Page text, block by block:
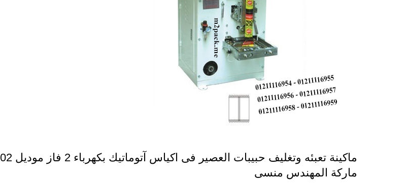
ماكينة تعبئه وتغليف حبيبات العصير فى
ماركة المهندس منسى